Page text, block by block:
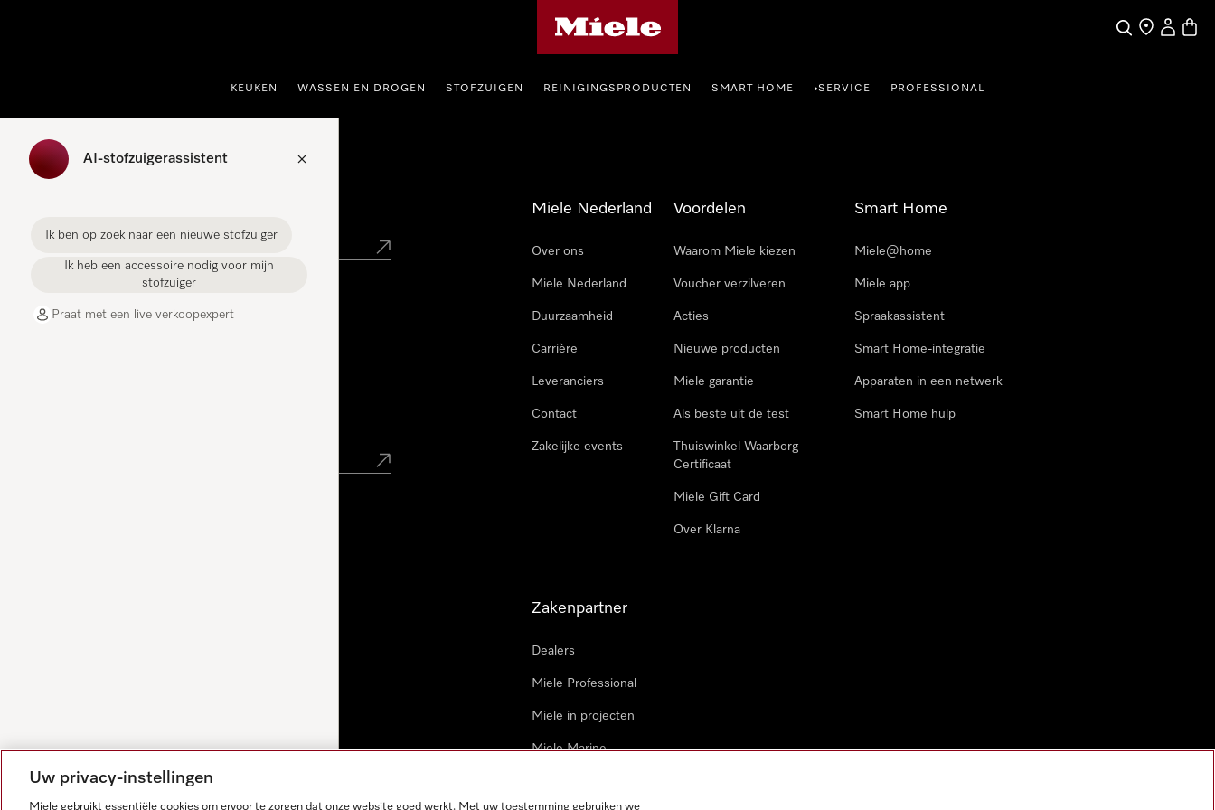
Wat zoek je?
Dealer zoeken
Mijn
KEUKEN WASSEN EN DROGEN STOFZUIGEN REINIGINGSPRODUCTEN SMART HOME •SERVICE PROFESSIONAL
AI-stofzuigerassistent
Ik ben op zoek naar een nieuwe stofzuiger
Ik heb een accessoire nodig voor mijn
stofzuiger
Praat met een live verkoopexpert
Miele Experience Centers
Miele Nederland
Over ons
Miele Nederland
Duurzaamheid
Carrière
Leveranciers
Contact
Zakelijke events
Voordelen
Waarom Miele kiezen
Voucher verzilveren
Acties
Nieuwe producten
Miele garantie
Als beste uit de test
Thuiswinkel Waarborg
Certificaat
Miele Gift Card
Over Klarna
Smart Home
Miele@home
Miele app
Spraakassistent
Smart Home-integratie
Apparaten in een netwerk
Smart Home hulp
Zakenpartner
Dealers
Miele Professional
Miele in projecten
Miele Marine
Uw privacy-instellingen
Miele gebruikt essentiële cookies om ervoor te zorgen dat onze website goed werkt. Met uw toestemming gebruiken we